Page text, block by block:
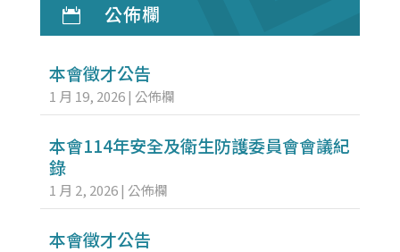
 公佈欄
本會徵才公告
1 月 19, 2026| 公佈欄
本會114年安全及衛生防護委員會會議紀
錄
1 月 2, 2026| 公佈欄
本會徵才公告